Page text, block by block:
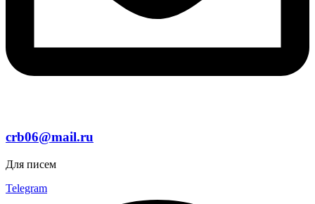
crb06@mail.ru
Для писем
Telegram